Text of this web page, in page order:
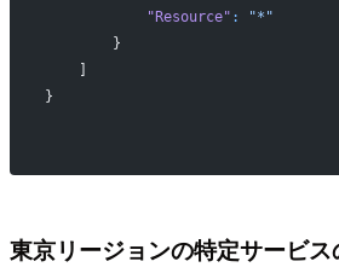
            "Resource"
:
"*"
        }
    ]
}
東京リージョンの特定サービ